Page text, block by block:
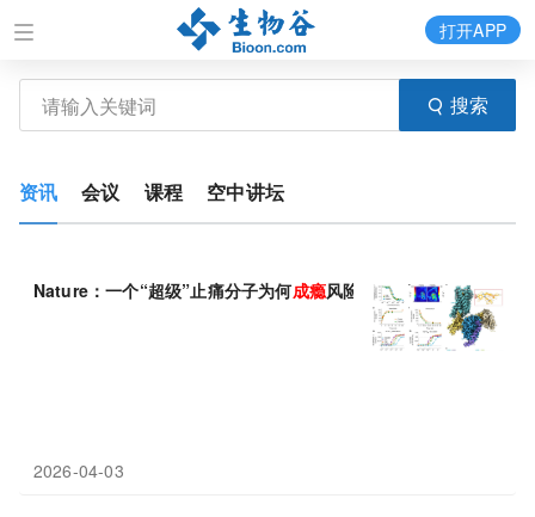
搜索
打开APP
资讯 会议 课程 空中讲坛
Nature：一个“超级”止痛分子为何成瘾风险却出奇低？
2026-04-03